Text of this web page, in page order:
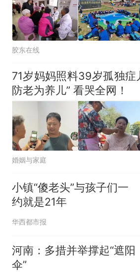
胶东在线
71岁妈妈照料39岁孤独症
防老为养儿” 看哭全网！
婚姻与家庭
小镇“傻老头”与孩子们一
约就是21年
华西都市报
河南：多措并举撑起“遮阳
伞”